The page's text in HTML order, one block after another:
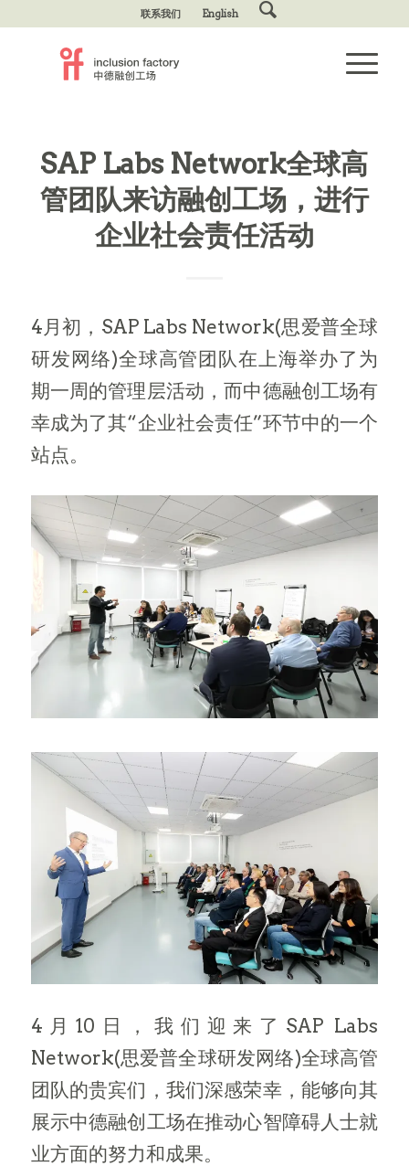
联系我们 English
SAP Labs Network全球高
管团队来访融创工场，进行
企业社会责任活动
4月初，SAP Labs Network(思爱普全球
研发网络)全球高管团队在上海举办了为
期一周的管理层活动，而中德融创工场有
幸成为了其“企业社会责任”环节中的一个
站点。
4月10日，我们迎来了SAP Labs
Network(思爱普全球研发网络)全球高管
团队的贵宾们，我们深感荣幸，能够向其
展示中德融创工场在推动心智障碍人士就
业方面的努力和成果。